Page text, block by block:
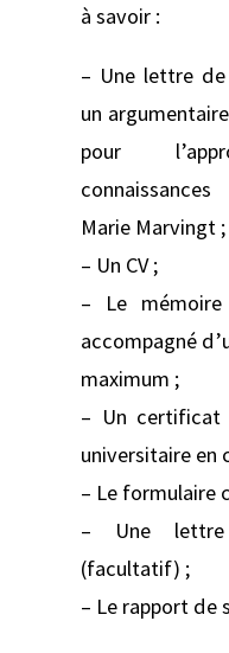
à savoir :
– Une lettre
un
pour
Marie Marvingt ;
– Un CV ;
– Le
accompagné
maximum ;
– Un certificat
universitaire en
– Le formulaire
– Une lettre
(facultatif) ;
– Le rapport de